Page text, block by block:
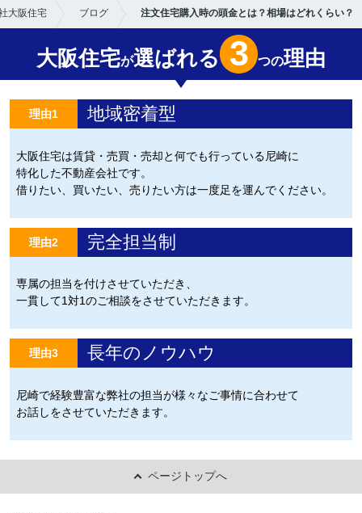
大阪住宅 ブログ 注文住宅購入時の頭金とは？相場はどれくらい？
大阪住宅が選ばれる 3 つの理由
理由1 地域密着型
大阪住宅は賃貸・売買・売却と何でも行っている尼崎に
特化した不動産会社です。
借りたい、買いたい、売りたい方は一度足を運んでください。
理由2 完全担当制
専属の担当を付けさせていただき、
一貫して1対1のご相談をさせていただきます。
理由3 長年のノウハウ
尼崎で経験豊富な弊社の担当が様々なご事情に合わせて
お話しをさせていただきます。
ページトップへ